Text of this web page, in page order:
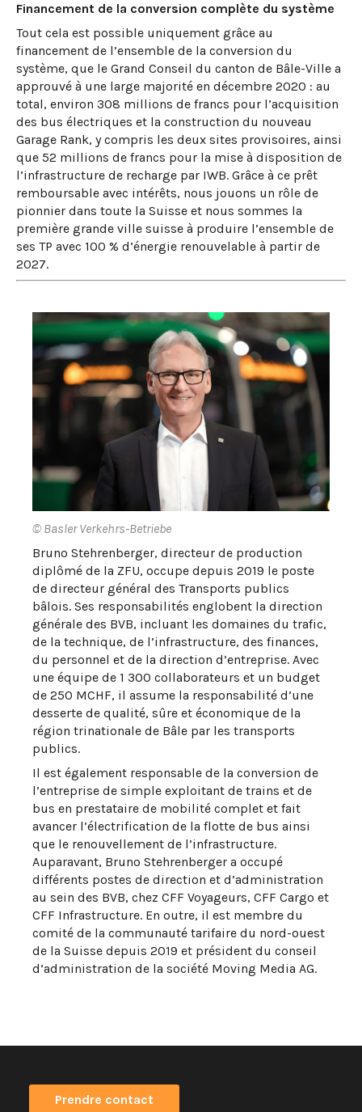
Financement de la conversion complète du système
Tout cela est possible uniquement grâce au
financement de l’ensemble de la conversion du
système, que le Grand Conseil du canton de Bâle-Ville a
approuvé à une large majorité en décembre 2020 : au
total, environ 308 millions de francs pour l’acquisition
des bus électriques et la construction du nouveau
Garage Rank, y compris les deux sites provisoires, ainsi
que 52 millions de francs pour la mise à disposition de
l’infrastructure de recharge par IWB. Grâce à ce prêt
remboursable avec intérêts, nous jouons un rôle de
pionnier dans toute la Suisse et nous sommes la
première grande ville suisse à produire l’ensemble de
ses TP avec 100 % d’énergie renouvelable à partir de
2027.
© Basler Verkehrs-Betriebe
Bruno Stehrenberger, directeur de production
diplômé de la ZFU, occupe depuis 2019 le poste
de directeur général des Transports publics
bâlois. Ses responsabilités englobent la direction
générale des BVB, incluant les domaines du trafic,
de la technique, de l’infrastructure, des finances,
du personnel et de la direction d’entreprise. Avec
une équipe de 1 300 collaborateurs et un budget
de 250 MCHF, il assume la responsabilité d’une
desserte de qualité, sûre et économique de la
région trinationale de Bâle par les transports
publics.
Il est également responsable de la conversion de
l’entreprise de simple exploitant de trains et de
bus en prestataire de mobilité complet et fait
avancer l’électrification de la flotte de bus ainsi
que le renouvellement de l’infrastructure.
Auparavant, Bruno Stehrenberger a occupé
différents postes de direction et d’administration
au sein des BVB, chez CFF Voyageurs, CFF Cargo et
CFF Infrastructure. En outre, il est membre du
comité de la communauté tarifaire du nord-ouest
de la Suisse depuis 2019 et président du conseil
d’administration de la société Moving Media AG.
Prendre contact